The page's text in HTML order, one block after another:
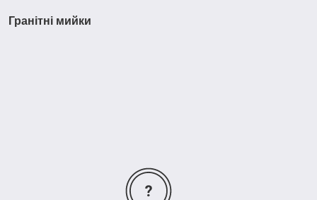
Гранітні мийки